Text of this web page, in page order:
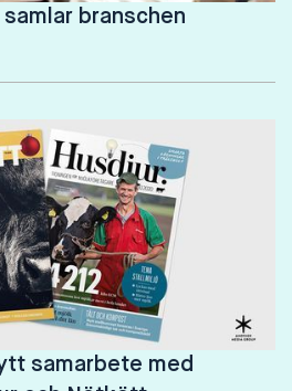
branschen
samarbete med